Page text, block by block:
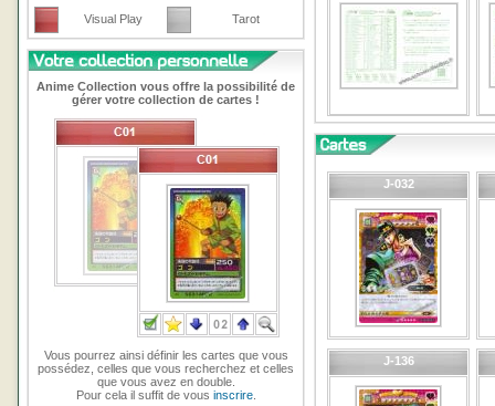
Visual Play Tarot
Anime Collection vous offre la possibilité de
gérer votre collection de cartes !
Vous pourrez ainsi définir les cartes que vous
possédez, celles que vous recherchez et celles
que vous avez en double.
Pour cela il suffit de vous inscrire.
J-032
J-136